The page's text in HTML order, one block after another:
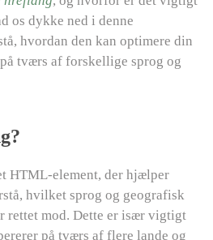
os dykke ned i denne
hvordan den kan optimere din
tværs af forskellige sprog og
HTML-element, der hjælper
hvilket sprog og geografisk
rettet mod. Dette er især vigtigt
på tværs af flere lande og